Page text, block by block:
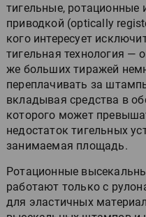
тигельные, ротационные
приводкой (optically
кого интересует
тигельная технология —
же больших тиражей
переплачивать за
вкладывая средства в
которого может
недостаток тигельных
занимаемая площадь.
Ротационные
работают только с
для эластичных